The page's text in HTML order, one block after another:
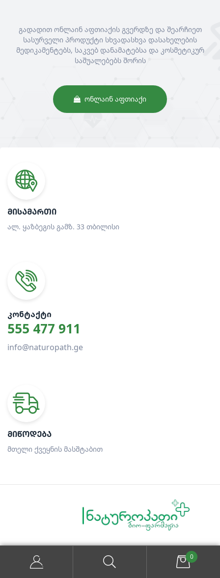
გადადით ონლაინ აფთიაქის გვერდზე და შეარჩიეთ
სასურველი პროდუქტი სხვადასხვა დასახელების
მედიკამენტებს, საკვებ დანამატებსა და კოსმეტიკურ
საშუალებებს შორის
ᲝᲜᲚᲐᲘᲜ ᲐᲤᲗᲘᲐᲥᲘ
ᲛᲘᲡᲐᲛᲐᲠᲗᲘ
ალ. ყაზბეგის გამზ. 33 თბილისი
ᲙᲝᲜᲢᲐᲥᲢᲘ
555 477 911
info@naturopath.ge
ᲛᲘᲬᲝᲓᲔᲑᲐ
მთელი ქვეყნის მასშტაბით
მეცნიერული მტკიცებულებებით…
0